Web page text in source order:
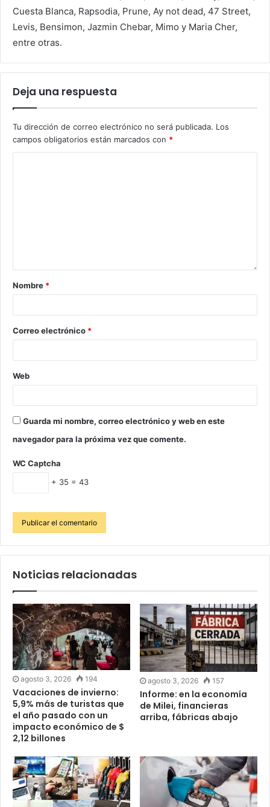
Cuesta Blanca, Rapsodia, Prune, Ay not dead, 47 Street,
Levis, Bensimon, Jazmin Chebar, Mimo y Maria Cher,
entre otras.
Deja una respuesta
Tu dirección de correo electrónico no será publicada. Los
campos obligatorios están marcados con *
Nombre *
Correo electrónico *
Web
Guarda mi nombre, correo electrónico y web en este
navegador para la próxima vez que comente.
WC Captcha
+ 35 = 43
Noticias relacionadas
agosto 3, 2026 194
Vacaciones de invierno:
5,9% más de turistas que
el año pasado con un
impacto económico de $
2,12 billones
agosto 3, 2026 157
Informe: en la economía
de Milei, financieras
arriba, fábricas abajo